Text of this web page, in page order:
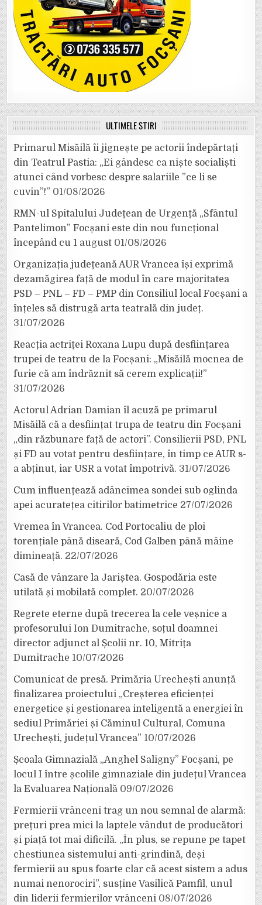
ULTIMELE ȘTIRI
Primarul Misăilă îi jignește pe actorii îndepărtați
din Teatrul Pastia: „Ei gândesc ca niște socialiști
atunci când vorbesc despre salariile ”ce li se
cuvin”!” 01/08/2026
RMN-ul Spitalului Județean de Urgență „Sfântul
Pantelimon” Focșani este din nou funcțional
începând cu 1 august 01/08/2026
Organizația județeană AUR Vrancea își exprimă
dezamăgirea față de modul în care majoritatea
PSD – PNL – FD – PMP din Consiliul local Focșani a
înțeles să distrugă arta teatrală din județ.
31/07/2026
Reacția actriței Roxana Lupu după desființarea
trupei de teatru de la Focșani: „Misăilă mocnea de
furie că am îndrăznit să cerem explicații!”
31/07/2026
Actorul Adrian Damian îl acuză pe primarul
Misăilă că a desființat trupa de teatru din Focșani
„din răzbunare față de actori”. Consilierii PSD, PNL
și FD au votat pentru desființare, în timp ce AUR s-
a abținut, iar USR a votat împotrivă. 31/07/2026
Cum influențează adâncimea sondei sub oglinda
apei acuratețea citirilor batimetrice 27/07/2026
Vremea în Vrancea. Cod Portocaliu de ploi
torențiale până diseară, Cod Galben până mâine
dimineață. 22/07/2026
Casă de vânzare la Jariștea. Gospodăria este
utilată și mobilată complet. 20/07/2026
Regrete eterne după trecerea la cele veșnice a
profesorului Ion Dumitrache, soțul doamnei
director adjunct al Școlii nr. 10, Mitrița
Dumitrache 10/07/2026
Comunicat de presă. Primăria Urechești anunță
finalizarea proiectului „Creșterea eficienței
energetice și gestionarea inteligentă a energiei în
sediul Primăriei și Căminul Cultural, Comuna
Urechești, județul Vrancea” 10/07/2026
Școala Gimnazială „Anghel Saligny” Focșani, pe
locul I între școlile gimnaziale din județul Vrancea
la Evaluarea Națională 09/07/2026
Fermierii vrânceni trag un nou semnal de alarmă:
prețuri prea mici la laptele vândut de producători
și piață tot mai dificilă. „În plus, se repune pe tapet
chestiunea sistemului anti-grindină, deși
fermierii au spus foarte clar că acest sistem a adus
numai nenorociri”, susține Vasilică Pamfil, unul
din liderii fermierilor vrânceni 08/07/2026